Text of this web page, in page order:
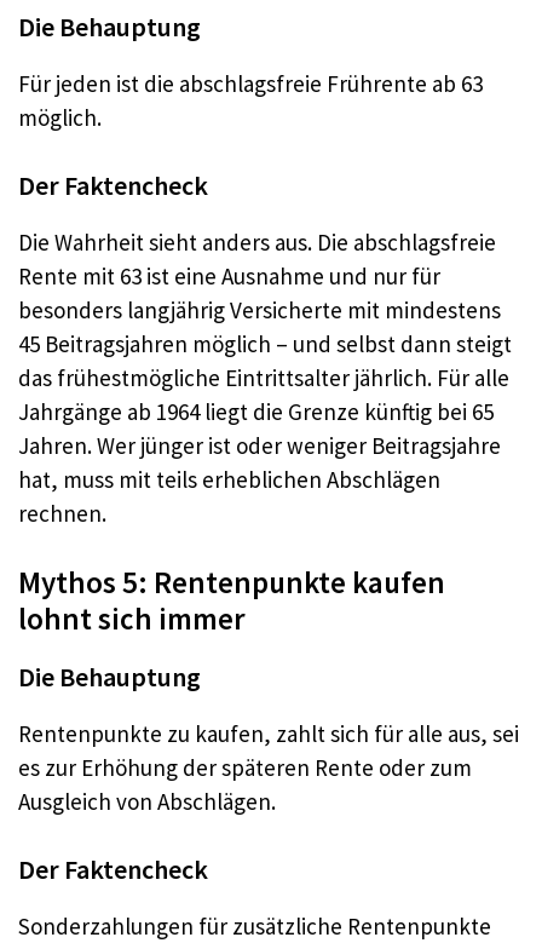
Die Behauptung
Für jeden ist die abschlagsfreie Frührente ab 63
möglich.
Der Faktencheck
Die Wahrheit sieht anders aus. Die abschlagsfreie
Rente mit 63 ist eine Ausnahme und nur für
besonders langjährig Versicherte mit mindestens
45 Beitragsjahren möglich – und selbst dann steigt
das frühestmögliche Eintrittsalter jährlich. Für alle
Jahrgänge ab 1964 liegt die Grenze künftig bei 65
Jahren. Wer jünger ist oder weniger Beitragsjahre
hat, muss mit teils erheblichen Abschlägen
rechnen.
Mythos 5: Rentenpunkte kaufen
lohnt sich immer
Die Behauptung
Rentenpunkte zu kaufen, zahlt sich für alle aus, sei
es zur Erhöhung der späteren Rente oder zum
Ausgleich von Abschlägen.
Der Faktencheck
Sonderzahlungen für zusätzliche Rentenpunkte